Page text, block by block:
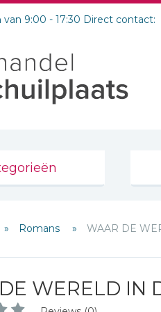
van 9:00 - 17:30 Direct contact:
2026
groepen
Romans WAAR DE
WERELD IN